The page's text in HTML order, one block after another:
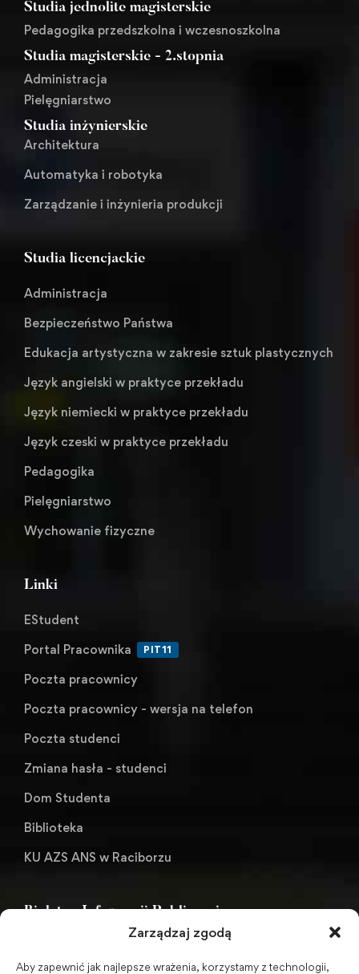
Zarządzaj zgodą
Aby zapewnić jak najlepsze wrażenia, korzystamy z technologii,
Studia jednolite magisterskie
Pedagogika przedszkolna i wczesnoszkolna
Studia magisterskie - 2.stopnia
Administracja
Pielęgniarstwo
Studia inżynierskie
Architektura
Automatyka i robotyka
Zarządzanie i inżynieria produkcji
Studia licencjackie
Administracja
Bezpieczeństwo Państwa
Edukacja artystyczna w zakresie sztuk plastycznych
Język angielski w praktyce przekładu
Język niemiecki w praktyce przekładu
Język czeski w praktyce przekładu
Pedagogika
Pielęgniarstwo
Wychowanie fizyczne
Linki
EStudent
Portal Pracownika
PIT11
Poczta pracownicy
Poczta pracownicy - wersja na telefon
Poczta studenci
Zmiana hasła - studenci
Dom Studenta
Biblioteka
KU AZS ANS w Raciborzu
Biuletyn Informacji Publicznej